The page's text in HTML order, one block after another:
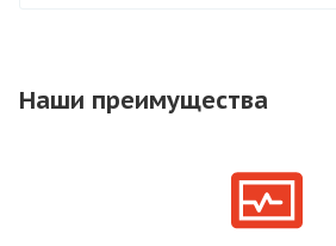
Наши преимущества